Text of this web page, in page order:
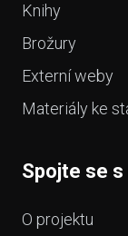
Knihy
Brožury
Externí weby
Materiály ke
Spojte se s
O projektu